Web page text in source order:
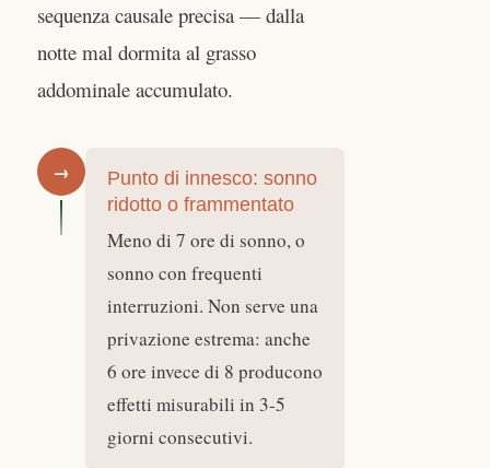
sequenza causale precisa — dalla
notte mal dormita al grasso
addominale accumulato.
→
Punto di innesco: sonno
ridotto o frammentato
Meno di 7 ore di sonno, o
sonno con frequenti
interruzioni. Non serve una
privazione estrema: anche
6 ore invece di 8 producono
effetti misurabili in 3-5
giorni consecutivi.